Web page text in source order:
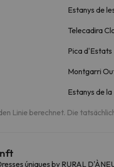
Estanys de
Telecadira
Pica d'Estats
Montgarri
Estanys de
Linie berechnet. Die
úniques by RURAL